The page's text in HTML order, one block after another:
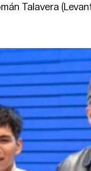
Talavera